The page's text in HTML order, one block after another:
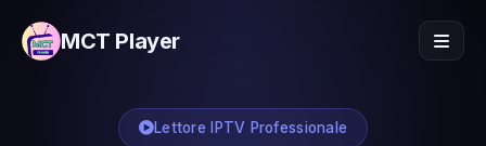
MCT Player
Lettore IPTV Professionale